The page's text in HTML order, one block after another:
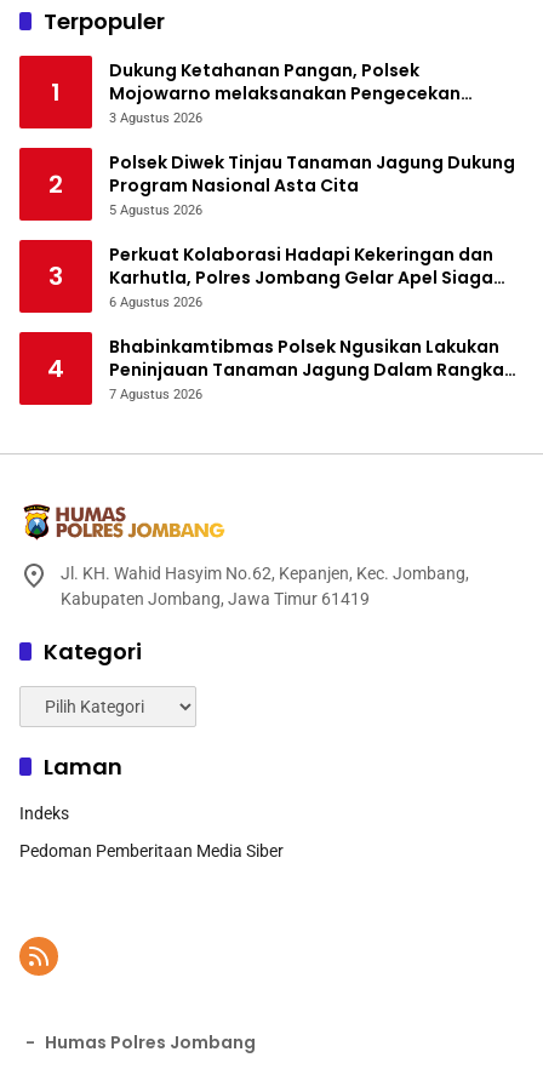
Terpopuler
1
Dukung Ketahanan Pangan, Polsek
Mojowarno melaksanakan Pengecekan
Tanaman Jagung
3 Agustus 2026
2
Polsek Diwek Tinjau Tanaman Jagung Dukung
Program Nasional Asta Cita
5 Agustus 2026
3
Perkuat Kolaborasi Hadapi Kekeringan dan
Karhutla, Polres Jombang Gelar Apel Siaga
Bencana
6 Agustus 2026
4
Bhabinkamtibmas Polsek Ngusikan Lakukan
Peninjauan Tanaman Jagung Dalam Rangka
Mendukung Ketahanan Pangan
7 Agustus 2026
Jl. KH. Wahid Hasyim No.62, Kepanjen, Kec. Jombang,
Kabupaten Jombang, Jawa Timur 61419
Kategori
Kategori
Laman
Indeks
Pedoman Pemberitaan Media Siber
- Humas Polres Jombang